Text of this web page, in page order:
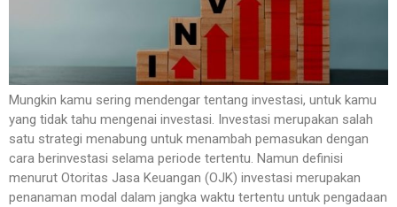
Mungkin kamu sering mendengar tentang investasi, untuk kamu
yang tidak tahu mengenai investasi. Investasi merupakan salah
satu strategi menabung untuk menambah pemasukan dengan
cara berinvestasi selama periode tertentu. Namun definisi
menurut Otoritas Jasa Keuangan (OJK) investasi merupakan
penanaman modal dalam jangka waktu tertentu untuk pengadaan